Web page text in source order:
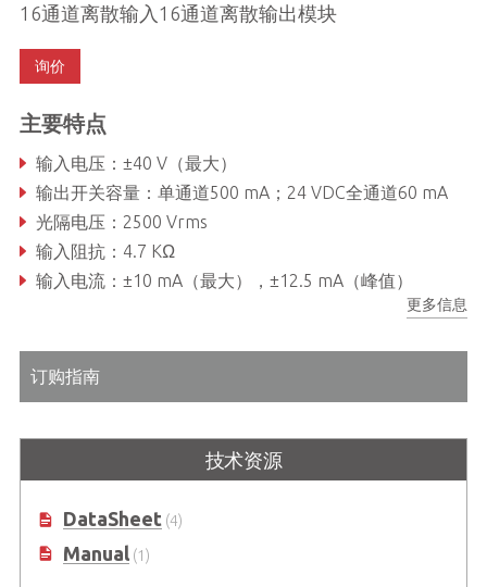
16通道离散输入16通道离散输出模块
询价
主要特点
输入电压：±40 V（最大）
输出开关容量：单通道500 mA；24 VDC全通道60 mA
光隔电压：2500 Vrms
输入阻抗：4.7 KΩ
输入电流：±10 mA（最大），±12.5 mA（峰值）
16通道数字输入和16通道数字输出。用于NPN灌电流型传感器输入或者干触点和NPN灌电流型输出更多信息
订购指南
技术资源
DataSheet(4)
Manual(1)